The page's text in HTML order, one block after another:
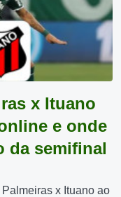
x Ituano
e onde
da semifinal
x Ituano ao